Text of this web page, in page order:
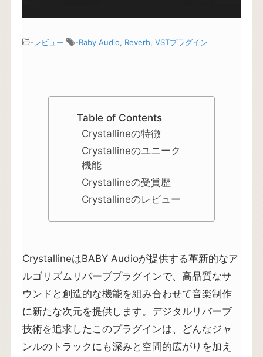
-レビュー -Baby Audio Reverb, VSTプラグイン
Table of Contents
Crystallineの特徴
Crystallineのユニーク
機能
Crystallineの受賞歴
Crystallineのレビュー
CrystallineはBABY Audioが提供する革新的なア
ルゴリズムリバーブプラグインで、高品質なサ
ウンドと創造的な機能を組み合わせて音楽制作
に新たな次元を提供します。デジタルリバーブ
技術を追求したこのプラグインは、どんなジャ
ンルのトラックにも深みと空間的広がりを加え